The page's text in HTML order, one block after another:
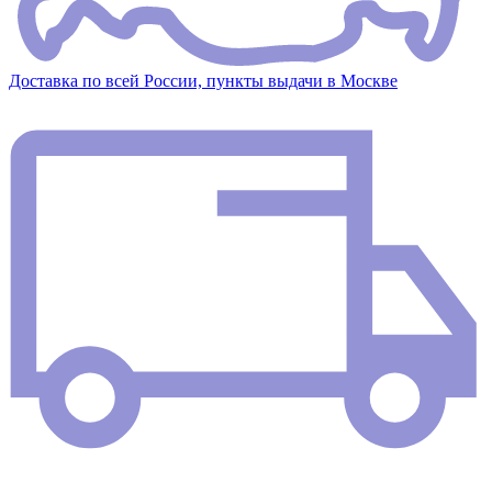
Доставка по всей России, пункты выдачи в Москве